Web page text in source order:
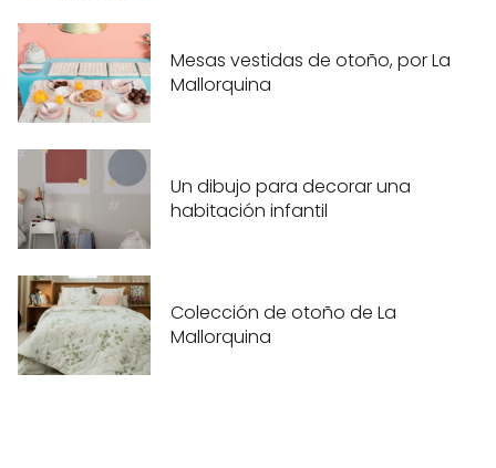
Mesas vestidas de otoño, por La
Mallorquina
Un dibujo para decorar una
habitación infantil
Colección de otoño de La
Mallorquina